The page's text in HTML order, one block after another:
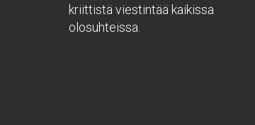
kriittistä viestintää kaikissa
olosuhteissa.